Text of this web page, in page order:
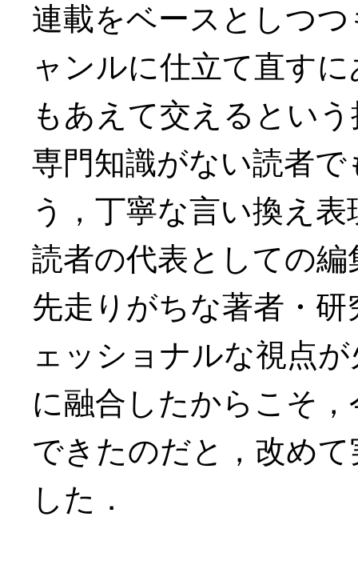
連載をベースとしつ
ャンルに仕立て直す
もあえて交えるとい
専門知識がない読者
う，丁寧な言い換え
読者の代表としての
先走りがちな著者・
ェッショナルな視点
に融合したからこそ
できたのだと，改め
した．